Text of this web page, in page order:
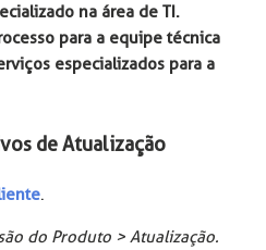
na área de TI.
para a equipe técnica
especializados para a
de Atualização
.
do Produto > Atualização.